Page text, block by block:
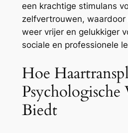
een krachtige stimulans
zelfvertrouwen, waardoor
weer vrijer en gelukkiger
sociale en professionele
Hoe
Biedt